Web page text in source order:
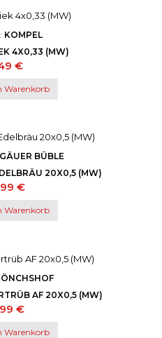
KOMPEL
4X0,33 (MW)
€
Warenkorb
BÜBLE
20X0,5 (MW)
€
Warenkorb
AF 20X0,5 (MW)
€
Warenkorb